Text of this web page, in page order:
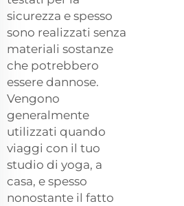
sicurezza e spesso
sono realizzati senza
materiali sostanze
che potrebbero
essere dannose.
Vengono
generalmente
utilizzati quando
viaggi con il tuo
studio di yoga, a
casa, e spesso
nonostante il fatto